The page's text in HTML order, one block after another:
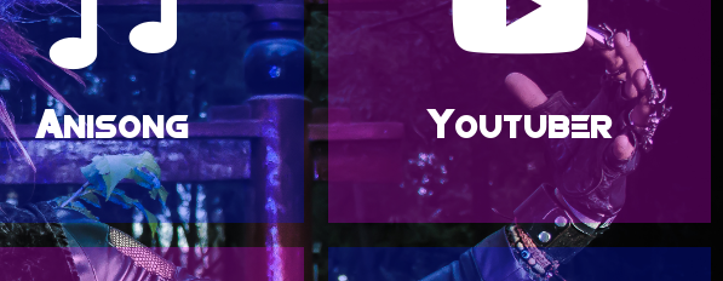
Anisong
de covers de temas
anime en español, su
gusto por Japón lo ha
de talentos.
Youtuber
Youtuber
En su canal de youtube Jack
publica contenido variado,
que va desde mostrar parte